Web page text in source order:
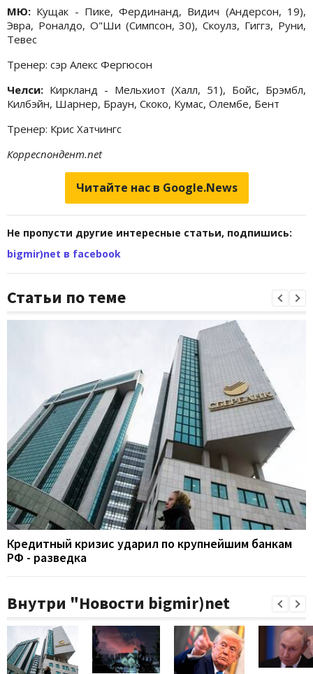
МЮ: Кущак - Пике, Фердинанд, Видич (Андерсон, 19),
Эвра, Роналдо, О"Ши (Симпсон, 30), Скоулз, Гиггз, Руни,
Тевес
Тренер: сэр Алекс Фергюсон
Челси: Киркланд - Мельхиот (Халл, 51), Бойс, Брэмбл,
Килбэйн, Шарнер, Браун, Скоко, Кумас, Олембе, Бент
Тренер: Крис Хатчингс
Корреспондент.net
Читайте нас в Google.News
Не пропусти другие интересные статьи, подпишись:
bigmir)net в facebook
Статьи по теме
Кредитный кризис ударил по крупнейшим банкам
РФ - разведка
Внутри "Новости bigmir)net